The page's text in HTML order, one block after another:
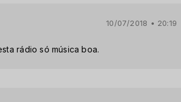
10/07/2018 • 20:19
rádio só música boa.